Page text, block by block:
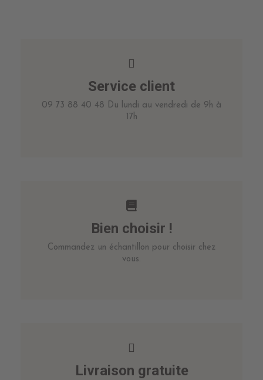
Service client
09 73 88 40 48 Du lundi au vendredi de 9h à
17h
Bien choisir !
Commandez un échantillon pour choisir chez
vous.
Livraison gratuite